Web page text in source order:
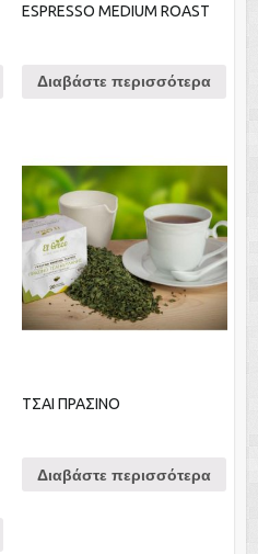
ESPRESSO MEDIUM ROAST
Διαβάστε περισσότερα
ΤΣΑΙ ΠΡΑΣΙΝΟ
Διαβάστε περισσότερα